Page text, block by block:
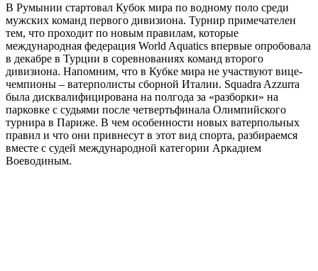
В Румынии стартовал Кубок мира по водному поло среди
мужских команд первого дивизиона. Турнир примечателен
тем, что проходит по новым правилам, которые
международная федерация World Aquatics впервые опробовала
в декабре в Турции в соревнованиях команд второго
дивизиона. Напомним, что в Кубке мира не участвуют вице-
чемпионы – ватерполисты сборной Италии. Squadra Azzurra
была дисквалифицирована на полгода за «разборки» на
парковке с судьями после четвертьфинала Олимпийского
турнира в Париже. В чем особенности новых ватерпольных
правил и что они привнесут в этот вид спорта, разбираемся
вместе с судей международной категории Аркадием
Воеводиным.